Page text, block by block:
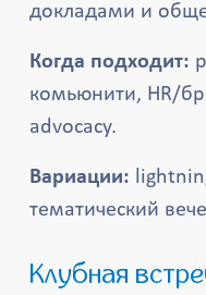
докладами и
Когда подходит:
комьюнити, HR/
advocacy.
Вариации:
тематический
Клубная